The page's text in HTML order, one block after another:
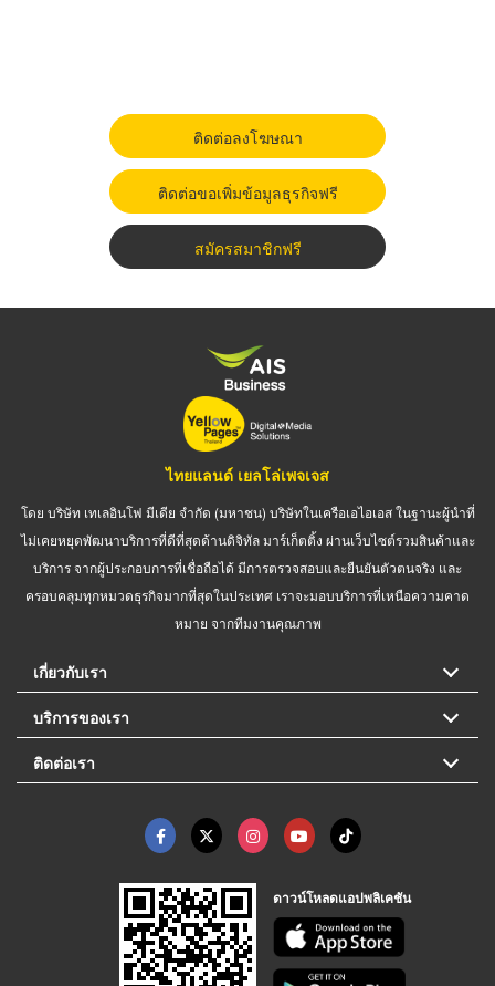
ติดต่อลงโฆษณา
ติดต่อขอเพิ่มข้อมูลธุรกิจฟรี
สมัครสมาชิกฟรี
ไทยแลนด์ เยลโล่เพจเจส
โดย บริษัท เทเลอินโฟ มีเดีย จำกัด (มหาชน) บริษัทในเครือเอไอเอส ในฐานะผู้นำที่
ไม่เคยหยุดพัฒนาบริการที่ดีที่สุดด้านดิจิทัล มาร์เก็ตติ้ง ผ่านเว็บไซต์รวมสินค้าและ
บริการ จากผู้ประกอบการที่เชื่อถือได้ มีการตรวจสอบและยืนยันตัวตนจริง และ
ครอบคลุมทุกหมวดธุรกิจมากที่สุดในประเทศ เราจะมอบบริการที่เหนือความคาด
หมาย จากทีมงานคุณภาพ
เกี่ยวกับเรา
บริการของเรา
ติดต่อเรา
ดาวน์โหลดแอปพลิเคชัน